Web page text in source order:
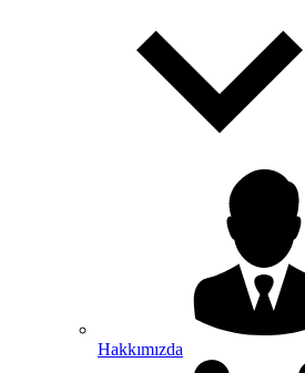
Hakkımızda